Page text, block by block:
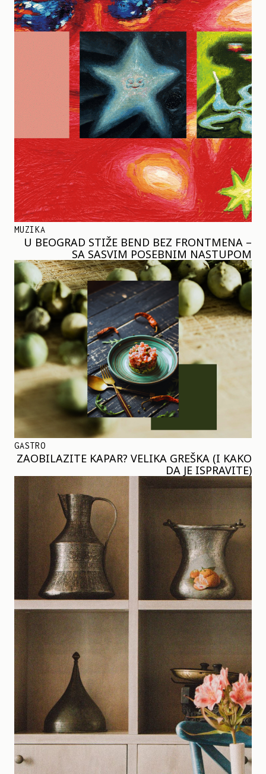
MUZIKA
U BEOGRAD STIŽE BEND BEZ FRONTMENA –
SA SASVIM POSEBNIM NASTUPOM
GASTRO
ZAOBILAZITE KAPAR? VELIKA GREŠKA (I KAKO
DA JE ISPRAVITE)